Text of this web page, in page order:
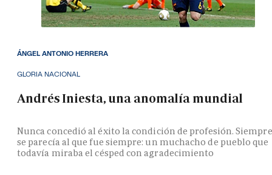
GLORIA NACIONAL
Andrés Iniesta, una anomalía mundial
Nunca concedió al éxito la condición de profesión. Siempre
se parecía al que fue siempre: un muchacho de pueblo que
todavía miraba el césped con agradecimiento
ÁNGEL ANTONIO HERRERA